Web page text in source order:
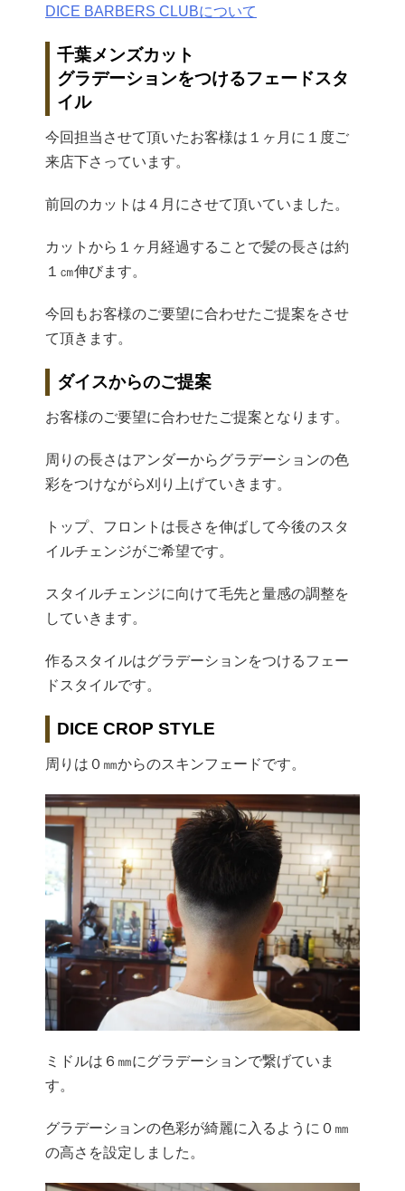
DICE BARBERS CLUBについて
千葉メンズカット
グラデーションをつけるフェードスタ
イル
今回担当させて頂いたお客様は１ヶ月に１度ご
来店下さっています。
前回のカットは４月にさせて頂いていました。
カットから１ヶ月経過することで髪の長さは約
１㎝伸びます。
今回もお客様のご要望に合わせたご提案をさせ
て頂きます。
ダイスからのご提案
お客様のご要望に合わせたご提案となります。
周りの長さはアンダーからグラデーションの色
彩をつけながら刈り上げていきます。
トップ、フロントは長さを伸ばして今後のスタ
イルチェンジがご希望です。
スタイルチェンジに向けて毛先と量感の調整を
していきます。
作るスタイルはグラデーションをつけるフェー
ドスタイルです。
DICE CROP STYLE
周りは０㎜からのスキンフェードです。
ミドルは６㎜にグラデーションで繋げていま
す。
グラデーションの色彩が綺麗に入るように０㎜
の高さを設定しました。